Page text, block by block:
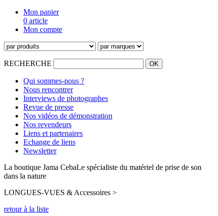
Mon panier
0 article
Mon compte
RECHERCHE
Qui sommes-nous ?
Nous rencontrer
Interviews de photographes
Revue de presse
Nos vidéos de démonstration
Nos revendeurs
Liens et partenaires
Echange de liens
Newsletter
La boutique Jama CebaLe spécialiste du matériel de prise de son
dans la nature
LONGUES-VUES & Accessoires >
retour à la liste